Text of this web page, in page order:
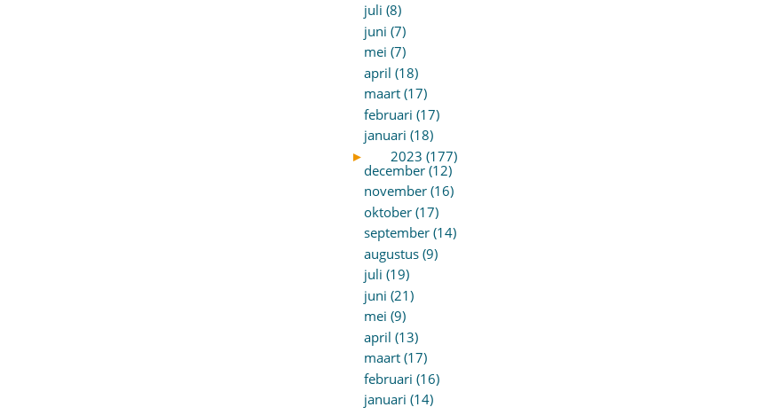
juli (8)
juni (7)
mei (7)
april (18)
maart (17)
februari (17)
januari (18)
►
2023 (177)
december (12)
november (16)
oktober (17)
september (14)
augustus (9)
juli (19)
juni (21)
mei (9)
april (13)
maart (17)
februari (16)
januari (14)